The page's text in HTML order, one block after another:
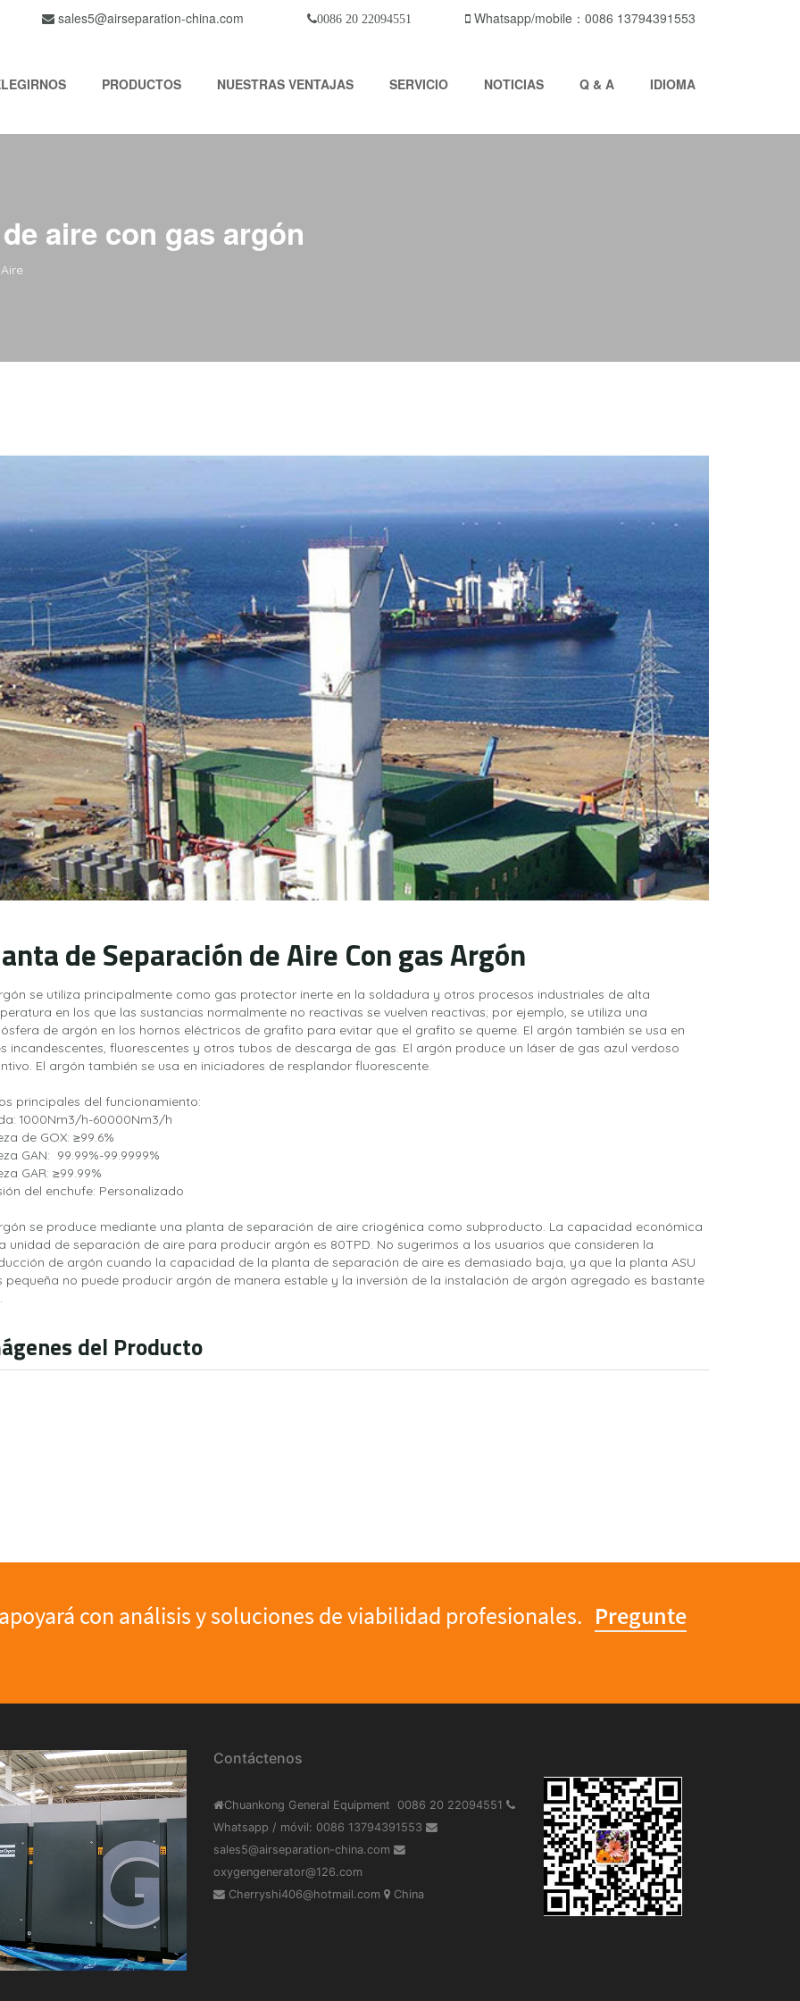
sales5@airseparation-china.com 0086 20 22094551 Whatsapp/mobile：0086 13794391553
PRODUCTOS NUESTRAS VENTAJAS SERVICIO NOTICIAS Q & A IDIOMA
aire con gas argón
de Separación de Aire Con gas Argón
se utiliza principalmente como gas protector inerte en la soldadura y otros procesos industriales de alta
en los que las sustancias normalmente no reactivas se vuelven reactivas; por ejemplo, se utiliza una
de argón en los hornos eléctricos de grafito para evitar que el grafito se queme. El argón también se usa en
incandescentes, fluorescentes y otros tubos de descarga de gas. El argón produce un láser de gas azul verdoso
El argón también se usa en iniciadores de resplandor fluorescente.
principales del funcionamiento:
1000Nm3/h-60000Nm3/h
de GOX: ≥99.6%
GAN: 99.99%-99.9999%
GAR: ≥99.99%
del enchufe: Personalizado
se produce mediante una planta de separación de aire criogénica como subproducto. La capacidad económica
unidad de separación de aire para producir argón es 80TPD. No sugerimos a los usuarios que consideren la
de argón cuando la capacidad de la planta de separación de aire es demasiado baja, ya que la planta ASU
pequeña no puede producir argón de manera estable y la inversión de la instalación de argón agregado es bastante
del Producto
con análisis y soluciones de viabilidad profesionales. Pregunte
Contáctenos
Chuankong General Equipment 0086 20 22094551
Whatsapp / móvil: 0086 13794391553
sales5@airseparation-china.com
oxygengenerator@126.com
Cherryshi406@hotmail.com
China